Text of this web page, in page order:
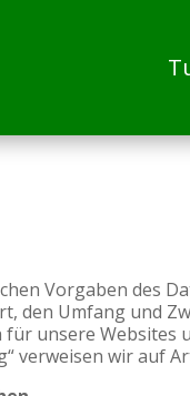
Vorgaben des
den Umfang
unsere
verweisen wir auf